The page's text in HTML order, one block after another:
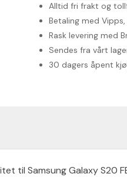
Alltid fri frakt og
Betaling med
Rask levering med
Sendes fra vårt
30 dagers åpent
til Samsung Galaxy S20